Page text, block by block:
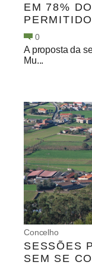
EM 78%
0
A proposta da
Mu...
Concelho
SESSÕES
SEM SE